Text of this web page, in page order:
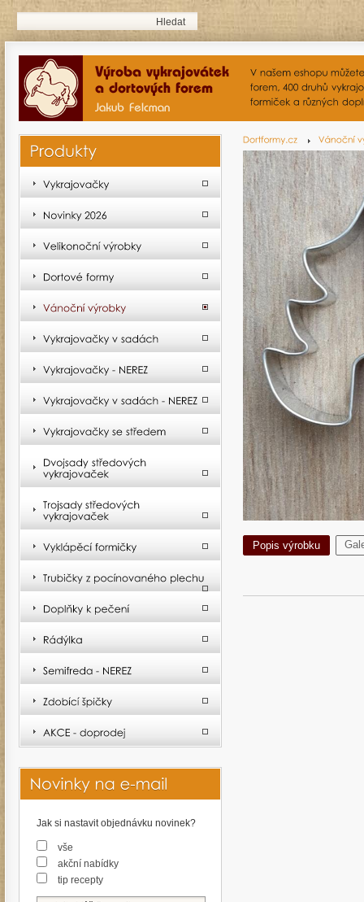
Popis výrobku
Jak si nastavit objednávku novinek?
vše
akční nabídky
tip recepty